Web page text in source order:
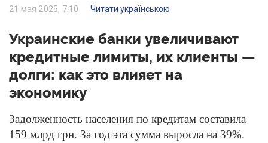
21 мая 2025, 7:10 Читати українською
Украинские банки увеличивают
кредитные лимиты, их клиенты —
долги: как это влияет на
экономику
Задолженность населения по кредитам составила
159 млрд грн. За год эта сумма выросла на 39%.